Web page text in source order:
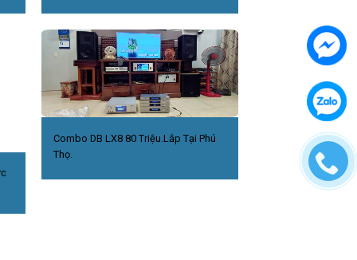
Combo DB LX8 80 Triệu.Lắp Tại Phú
Thọ.